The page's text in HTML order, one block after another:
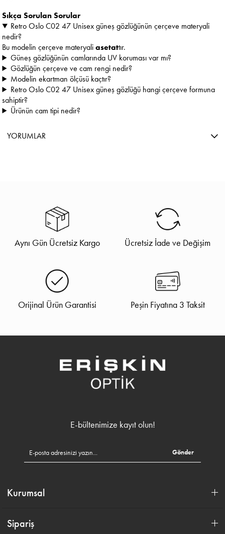
Sıkça Sorulan Sorular
Retro Oslo C02 47 Unisex güneş gözlüğünün çerçeve materyali
nedir?
Bu modelin çerçeve materyaliasetattır.
Güneş gözlüğünün camlarında UV koruması var mı?
Gözlüğün çerçeve ve cam rengi nedir?
Modelin ekartman ölçüsü kaçtır?
Retro Oslo C02 47 Unisex güneş gözlüğü hangi çerçeve formuna
sahiptir?
Ürünün cam tipi nedir?
YORUMLAR
Aynı Gün Ücretsiz Kargo Ücretsiz İade ve Değişim
Orijinal Ürün Garantisi Peşin Fiyatına 3 Taksit
E-bültenimize kayıt olun!
Gönder
Kurumsal
Sipariş